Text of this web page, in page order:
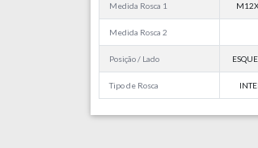
Medida Rosca 1
Medida Rosca 2
Posição / Lado
Tipo de Rosca